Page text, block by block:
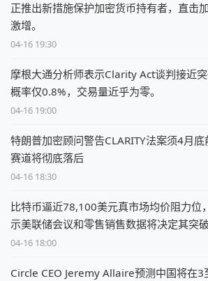
正推出新措施保护加密货币持有者，直击
激增。
04-16 19:30
摩根大通分析师表示Clarity Act谈判接近
概率仅0.8%，交易量近乎为零。
04-16 19:00
特朗普加密顾问警告CLARITY法案须4月
赛道将彻底落后
04-16 18:30
比特币逼近78,100美元真市场均价阻力位
示美联储会议和零售销售数据将决定其突
04-16 18:00
Circle CEO Jeremy Allaire预测中国将在3